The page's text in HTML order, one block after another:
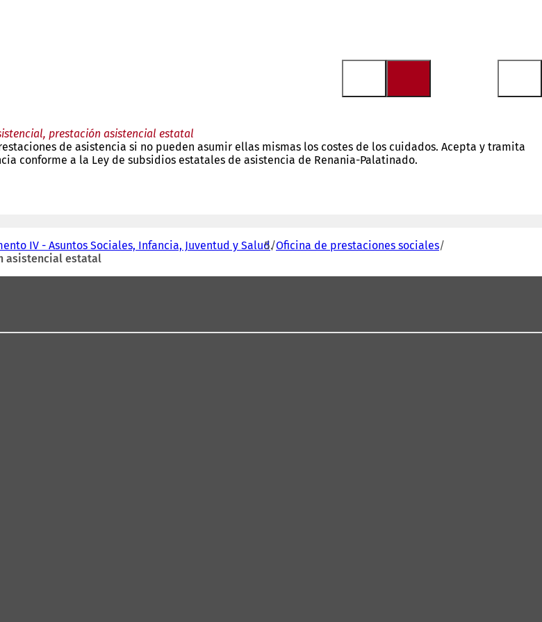
prestación asistencial estatal
de asistencia si no pueden asumir ellas mismas los costes de los cuidados. Acepta y tramita
conforme a la Ley de subsidios estatales de asistencia de Renania-Palatinado.
IV - Asuntos Sociales, Infancia, Juventud y Salud Oficina de prestaciones sociales
asistencial estatal